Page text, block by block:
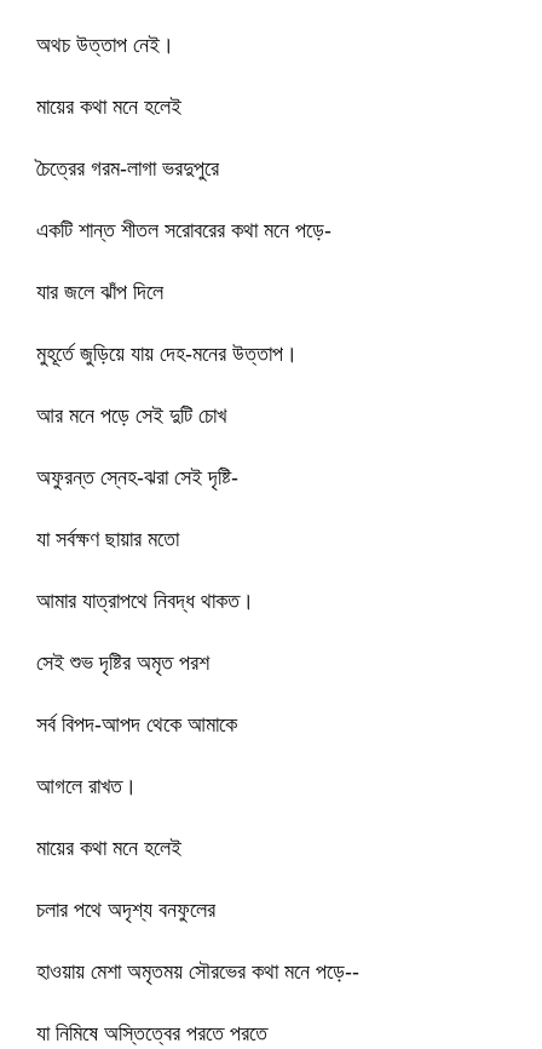
অথচ উত্তাপ নেই।
মায়ের কথা মনে হলেই
চৈত্রের গরম-লাগা ভরদুপুরে
একটি শান্ত শীতল সরোবরের কথা মনে পড়ে-
যার জলে ঝাঁপ দিলে
মুহূর্তে জুড়িয়ে যায় দেহ-মনের উত্তাপ।
আর মনে পড়ে সেই দুটি চোখ
অফুরন্ত স্নেহ-ঝরা সেই দৃষ্টি-
যা সর্বক্ষণ ছায়ার মতো
আমার যাত্রাপথে নিবদ্ধ থাকত।
সেই শুভ দৃষ্টির অমৃত পরশ
সর্ব বিপদ-আপদ থেকে আমাকে
আগলে রাখত।
মায়ের কথা মনে হলেই
চলার পথে অদৃশ্য বনফুলের
হাওয়ায় মেশা অমৃতময় সৌরভের কথা মনে পড়ে--
যা নিমিষে অস্তিত্বের পরতে পরতে